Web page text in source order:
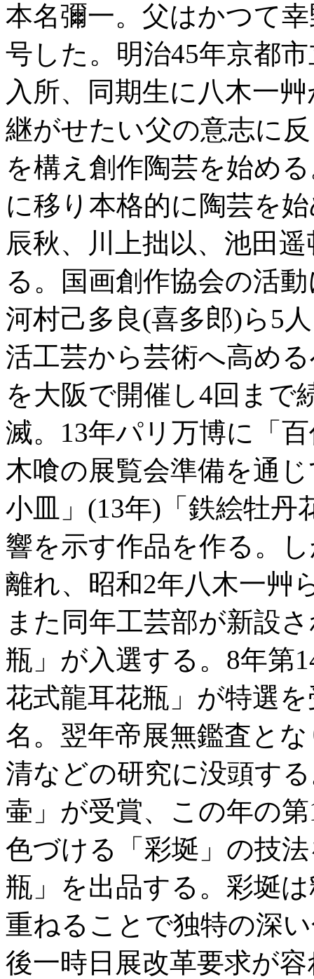
本名彌一。父はかつて
号した。明治45年京都
入所、同期生に八木一
継がせたい父の意志に
を構え創作陶芸を始め
に移り本格的に陶芸を
辰秋、川上拙以、池田
る。国画創作協会の活
河村己多良(喜多郎)ら5
活工芸から芸術へ高め
を大阪で開催し4回まで
滅。13年パリ万博に「
木喰の展覧会準備を通
小皿」(13年)「鉄絵牡丹
響を示す作品を作る。
離れ、昭和2年八木一艸
また同年工芸部が新設
瓶」が入選する。8年第
花式龍耳花瓶」が特選
名。翌年帝展無鑑査と
清などの研究に没頭す
壷」が受賞、この年の
色づける「彩埏」の技
瓶」を出品する。彩埏
重ねることで独特の深
後一時日展改革要求が